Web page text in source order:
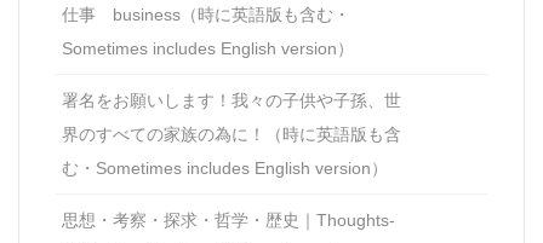
仕事 business（時に英語版も含む・
Sometimes includes English version）
署名をお願いします！我々の子供や子孫、世
界のすべての家族の為に！（時に英語版も含
む・Sometimes includes English version）
思想・考察・探求・哲学・歴史｜Thoughts-